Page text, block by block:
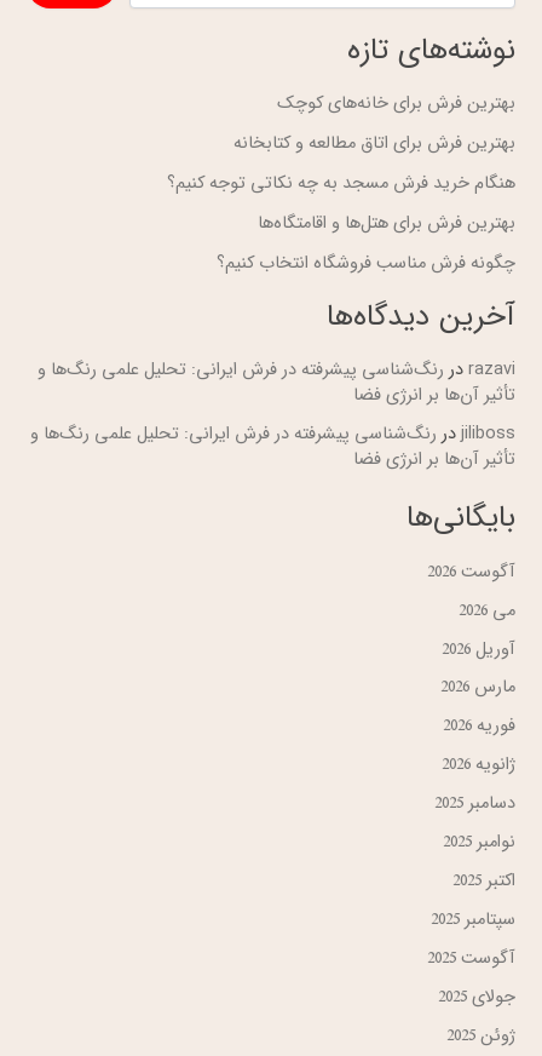
نوشته‌های تازه
بهترین فرش برای خانه‌های کوچک
بهترین فرش برای اتاق مطالعه و کتابخانه
هنگام خرید فرش مسجد به چه نکاتی توجه کنیم؟
بهترین فرش برای هتل‌ها و اقامتگاه‌ها
چگونه فرش مناسب فروشگاه انتخاب کنیم؟
آخرین دیدگاه‌ها
razaviدر رنگ‌شناسی پیشرفته در فرش ایرانی: تحلیل علمی رنگ‌ها و
تأثیر آن‌ها بر انرژی فضا
jilibossدر رنگ‌شناسی پیشرفته در فرش ایرانی: تحلیل علمی رنگ‌ها و
تأثیر آن‌ها بر انرژی فضا
بایگانی‌ها
آگوست 2026
می 2026
آوریل 2026
مارس 2026
فوریه 2026
ژانویه 2026
دسامبر 2025
نوامبر 2025
اکتبر 2025
سپتامبر 2025
آگوست 2025
جولای 2025
ژوئن 2025